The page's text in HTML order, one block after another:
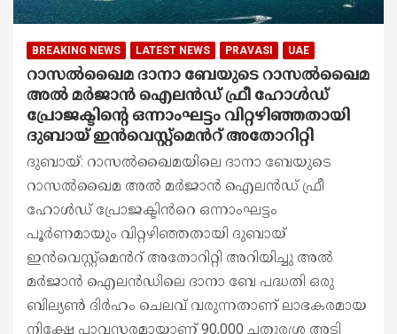
BREAKING NEWS KERALA
LATEST NEWS
POPULAR STORIES
നിരാശയുടെ കാരണം
കോണ്‍സ്റ്റബിളുമായുള്ള പുനര്‍വിവാഹം
മുടങ്ങിയത്; മകളെ കൊന്നത്
ആസൂത്രണത്തിലൂടെ , ഒടുവിൽ
ആത്മഹത്യശ്രമവും
ആലപ്പുഴ: മാവേലിക്കരയിൽ നാല് വയസുകാരിയെ
അച്ഛന്‍ കൊലപ്പെടുത്തിയത് കൃത്യമായ
ആസൂത്രണ ത്തിലൂടെയന്നതടക്കമുള്ള വിവരങ്ങൾ
പുറത്ത് മകളെ കൊല പ്പെടുത്താനായി പ്രത്യേകം
മഴു തയ്യാറാക്കി യെന്നതടക്കമുള്ള വിവരങ്ങളാണ്
പൊലീസ് കണ്ടെത്തിയത് വനിതാ കോണ്‍സ്റ്റ